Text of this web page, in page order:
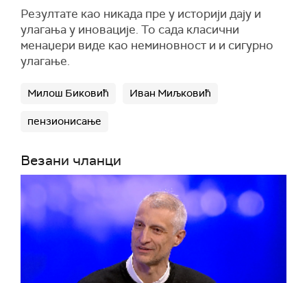
Резултате као никада пре у историји дају и
улагања у иновације. То сада класични
менаџери виде као неминовност и и сигурно
улагање.
Милош Биковић Иван Миљковић
пензионисање
Везани чланци